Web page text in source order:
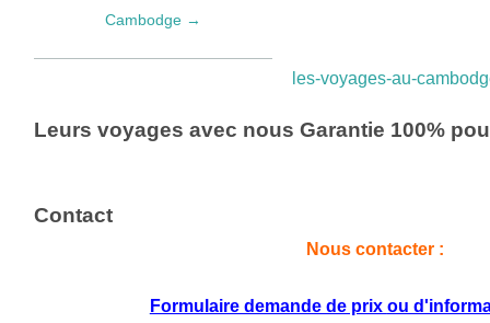
Cambodge →
les-voyages-au-
Leurs voyages avec nous Garantie 100%
Contact
Nous contacter :
Formulaire demande de prix ou